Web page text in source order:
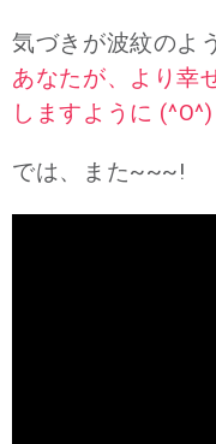
気づきが波紋のよ
あなたが、より幸
しますように (^O^)
では、また~~~!